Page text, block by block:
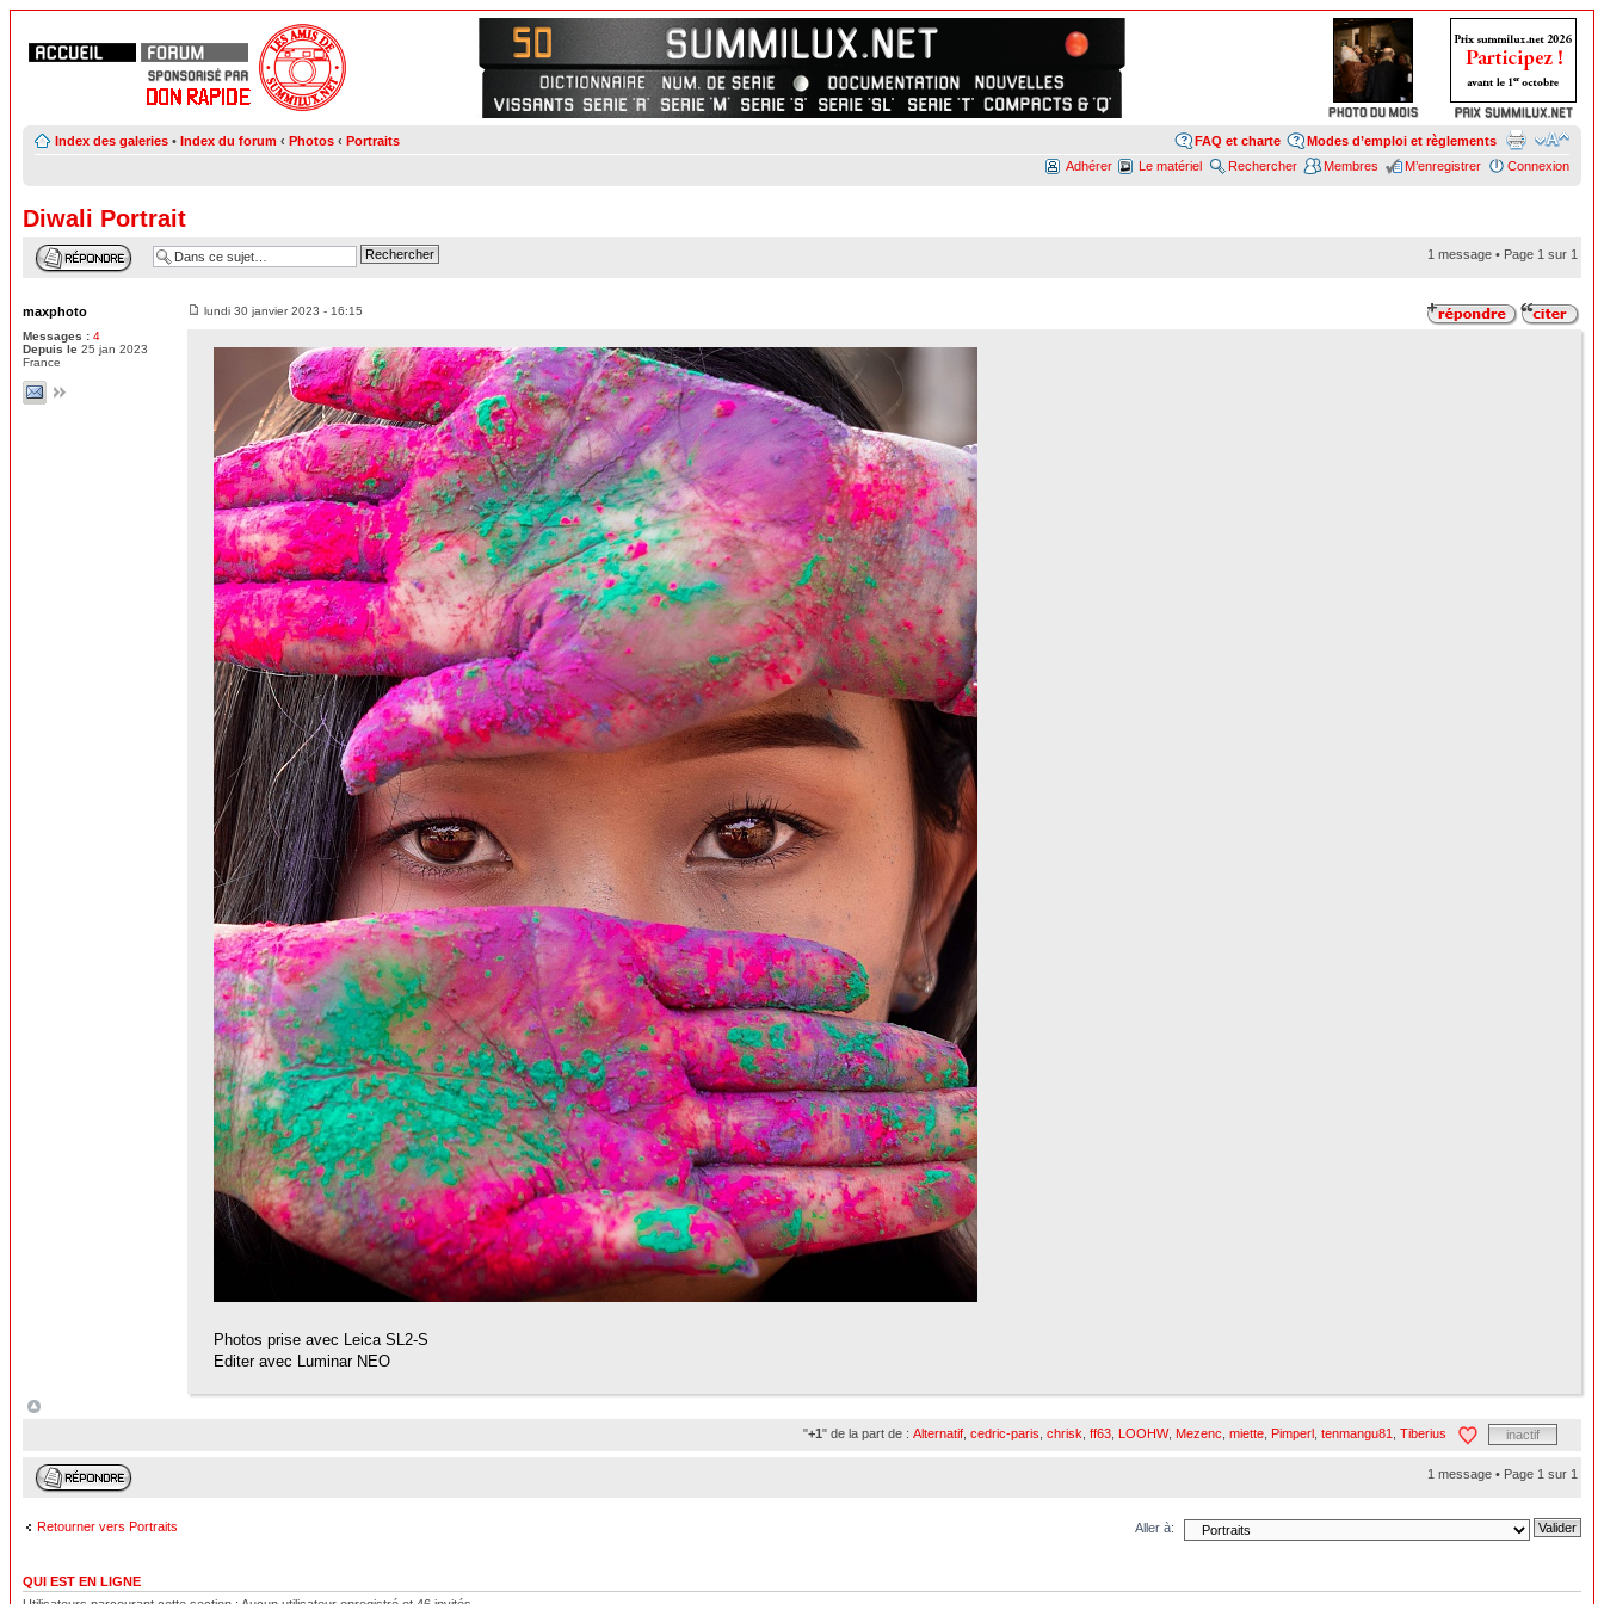
Index des galeries • Index du forum ‹ Photos ‹ Portraits Modes d’emploi et règlements
FAQ et charte
Connexion
M’enregistrer
Membres
Rechercher
Le matériel
Adhérer
Diwali Portrait
1 message • Page 1 sur 1
maxphoto
lundi 30 janvier 2023 - 16:15
Messages : 4
Depuis le 25 jan 2023
France
Photos prise avec Leica SL2-S
Editer avec Luminar NEO
inactif
"+1" de la part de : Alternatif cedric-paris chrisk ff63 LOOHW, Mezenc miette Pimperl tenmangu81 Tiberius
1 message • Page 1 sur 1
Retourner vers Portraits Aller à:
QUI EST EN LIGNE